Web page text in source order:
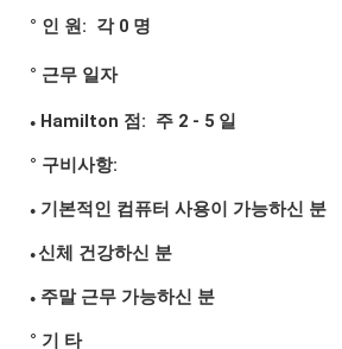
° 인 원: 각 0 명
° 근무 일자
● Hamilton 점: 주 2 - 5 일
​° 구비사항:​​​​
● 기본적인 컴퓨터 사용이 가능하신 분​
●신체 건강하신 분
● 주말 근무 가능하신 분
° 기 타